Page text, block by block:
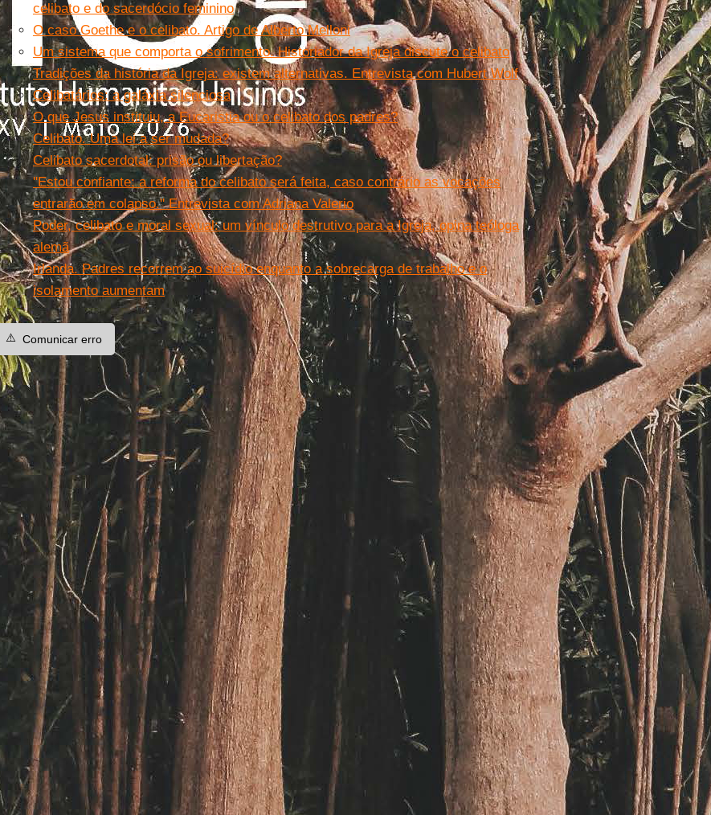
celibato e do sacerdócio feminino
O caso Goethe e o celibato. Artigo de Alberto Melloni
Um sistema que comporta o sofrimento. Historiador da Igreja discute o celibato
Tradições da história da Igreja: existem alternativas. Entrevista com Hubert Wolf
Celibatários: a galáxia silenciosa
O que Jesus instituiu, a Eucaristia ou o celibato dos padres?
Celibato. Uma lei a ser mudada?
Celibato sacerdotal: prisão ou libertação?
''Estou confiante: a reforma do celibato será feita, caso contrário as vocações
entrarão em colapso.'' Entrevista com Adriana Valerio
Poder, celibato e moral sexual: um vínculo destrutivo para a Igreja, opina teóloga
alemã
Irlanda. Padres recorrem ao suicídio enquanto a sobrecarga de trabalho e o
isolamento aumentam
⚠️ Comunicar erro